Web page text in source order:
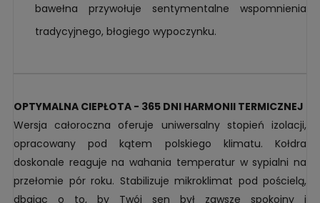
bawełna przywołuje sentymentalne wspomnienia
tradycyjnego, błogiego wypoczynku.
OPTYMALNA CIEPŁOTA - 365 DNI HARMONII TERMICZNEJ
Wersja całoroczna oferuje uniwersalny stopień izolacji,
opracowany pod kątem polskiego klimatu. Kołdra
doskonale reaguje na wahania temperatur w sypialni na
przełomie pór roku. Stabilizuje mikroklimat pod pościelą,
dbając o to, by Twój sen był zawsze spokojny i